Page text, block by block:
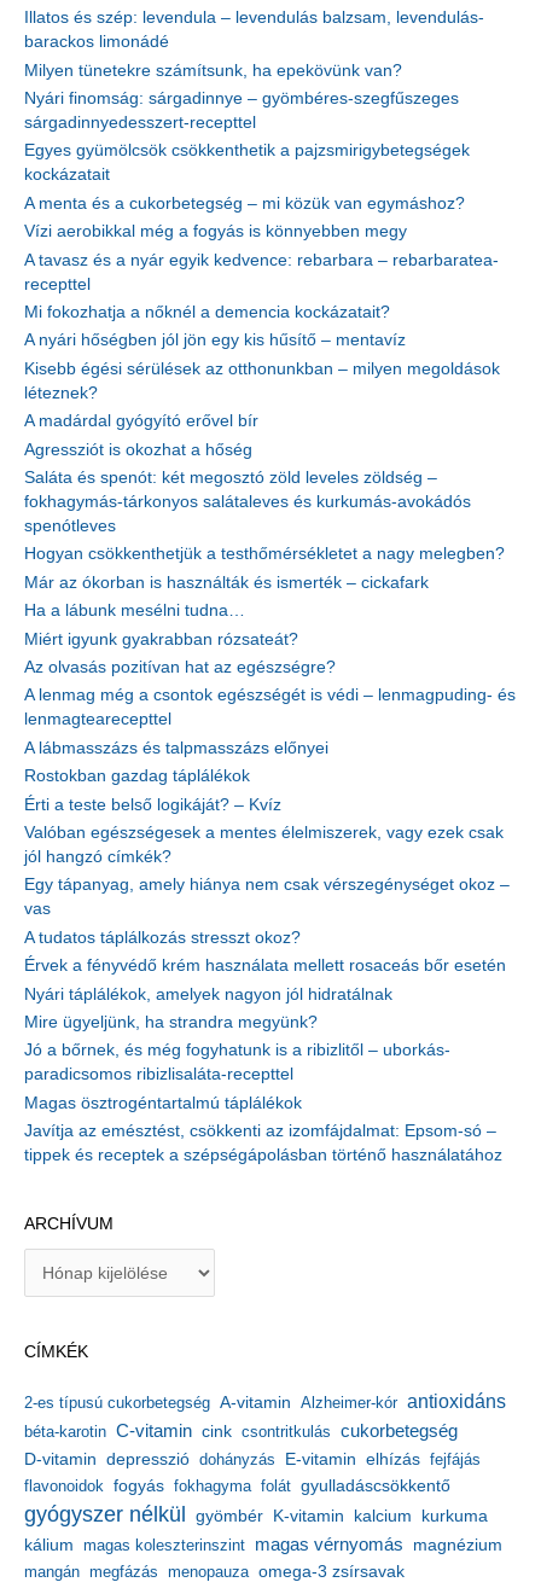
Illatos és szép: levendula – levendulás balzsam, levendulás-
barackos limonádé
Milyen tünetekre számítsunk, ha epekövünk van?
Nyári finomság: sárgadinnye – gyömbéres-szegfűszeges
sárgadinnyedesszert-recepttel
Egyes gyümölcsök csökkenthetik a pajzsmirigybetegségek
kockázatait
A menta és a cukorbetegség – mi közük van egymáshoz?
Vízi aerobikkal még a fogyás is könnyebben megy
A tavasz és a nyár egyik kedvence: rebarbara – rebarbaratea-
recepttel
Mi fokozhatja a nőknél a demencia kockázatait?
A nyári hőségben jól jön egy kis hűsítő – mentavíz
Kisebb égési sérülések az otthonunkban – milyen megoldások
léteznek?
A madárdal gyógyító erővel bír
Agressziót is okozhat a hőség
Saláta és spenót: két megosztó zöld leveles zöldség –
fokhagymás-tárkonyos salátaleves és kurkumás-avokádós
spenótleves
Hogyan csökkenthetjük a testhőmérsékletet a nagy melegben?
Már az ókorban is használták és ismerték – cickafark
Ha a lábunk mesélni tudna…
Miért igyunk gyakrabban rózsateát?
Az olvasás pozitívan hat az egészségre?
A lenmag még a csontok egészségét is védi – lenmagpuding- és
lenmagtearecepttel
A lábmasszázs és talpmasszázs előnyei
Rostokban gazdag táplálékok
Érti a teste belső logikáját? – Kvíz
Valóban egészségesek a mentes élelmiszerek, vagy ezek csak
jól hangzó címkék?
Egy tápanyag, amely hiánya nem csak vérszegénységet okoz –
vas
A tudatos táplálkozás stresszt okoz?
Érvek a fényvédő krém használata mellett rosaceás bőr esetén
Nyári táplálékok, amelyek nagyon jól hidratálnak
Mire ügyeljünk, ha strandra megyünk?
Jó a bőrnek, és még fogyhatunk is a ribizlitől – uborkás-
paradicsomos ribizlisaláta-recepttel
Magas ösztrogéntartalmú táplálékok
Javítja az emésztést, csökkenti az izomfájdalmat: Epsom-só –
tippek és receptek a szépségápolásban történő használatához
ARCHÍVUM
í
u
m
CÍMKÉK
2-es típusú cukorbetegség A-vitamin Alzheimer-kór antioxidáns
béta-karotin C-vitamin cink csontritkulás cukorbetegség
D-vitamin depresszió dohányzás E-vitamin elhízás fejfájás
flavonoidok fogyás fokhagyma folát gyulladáscsökkentő
gyógyszer nélkül gyömbér K-vitamin kalcium kurkuma
kálium magas koleszterinszint magas vérnyomás magnézium
mangán megfázás menopauza omega-3 zsírsavak